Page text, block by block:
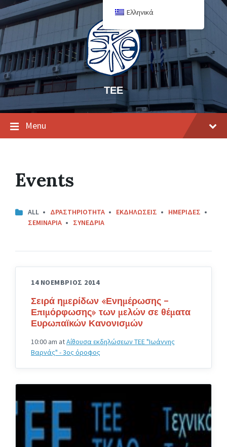
ΤΕΕ
Menu
Events
ALL ΔΡΑΣΤΗΡΙΟΤΗΤΑ ΕΚΔΗΛΩΣΕΙΣ
ΗΜΕΡΙΔΕΣ
ΣΕΜΙΝΑΡΙΑ
ΣΥΝΕΔΡΙΑ
14 ΝΟΕΜΒΡΙΟΣ 2014
Σειρά ημερίδων «Ενημέρωσης –
Επιμόρφωσης» των μελών σε θέματα
Ευρωπαϊκών Κανονισμών
10:00 am atΑίθουσα εκδηλώσεων ΤΕΕ "Ιωάννης
Βαρνάς" - 3ος όροφος
Ελληνικά